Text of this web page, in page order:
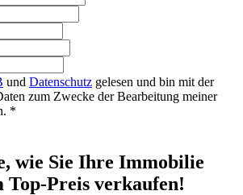
und Datenschutz gelesen und bin mit der
zum Zwecke der Bearbeitung meiner
*
wie Sie Ihre Immobilie
Top-Preis verkaufen!